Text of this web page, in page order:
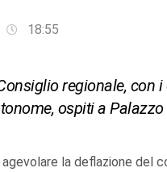
18:55
regionale, con
ospiti a
agevolare la deflazione del